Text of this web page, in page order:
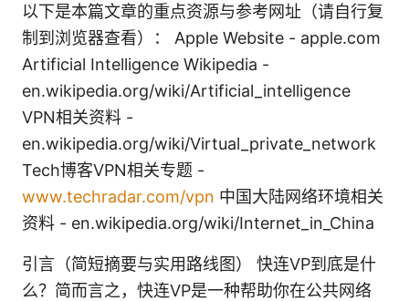
以下是本篇文章的重点资源与参考网址（请自行复
制到浏览器查看）： Apple Website - apple.com
Artificial Intelligence Wikipedia -
en.wikipedia.org/wiki/Artificial_intelligence
VPN相关资料 -
en.wikipedia.org/wiki/Virtual_private_network
Tech博客VPN相关专题 -
www.techradar.com/vpn 中国大陆网络环境相关
资料 - en.wikipedia.org/wiki/Internet_in_China
引言（简短摘要与实用路线图） 快连VP到底是什
么？简而言之，快连VP是一种帮助你在公共网络